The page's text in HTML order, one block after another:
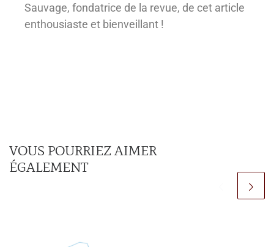
Sauvage, fondatrice de la revue, de cet article
enthousiaste et bienveillant !
VOUS POURRIEZ AIMER
ÉGALEMENT